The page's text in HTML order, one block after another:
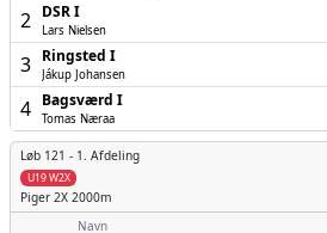
2 DSR I
Lars Nielsen
3 Ringsted I
Jákup Johansen
4 Bagsværd I
Tomas Næraa
Løb 121 - 1. Afdeling
U19 W2X
Piger 2X 2000m
Navn